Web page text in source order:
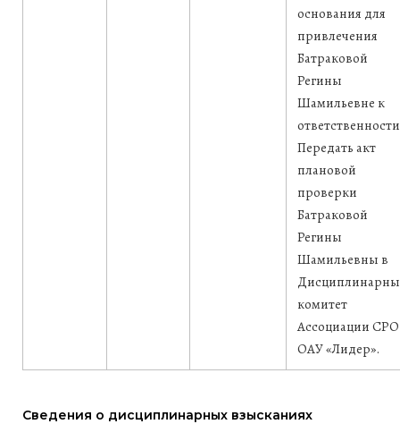
основания для
привлечения
Батраковой
Регины
Шамильевне к
Передать акт
плановой
проверки
Батраковой
Регины
Шамильевны в
комитет
Ассоциации СРО
ОАУ «Лидер».
Сведения о дисциплинарных взысканиях